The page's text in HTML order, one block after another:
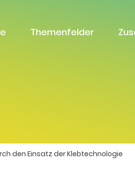
Themenfelder
den Einsatz der Klebtechnologie